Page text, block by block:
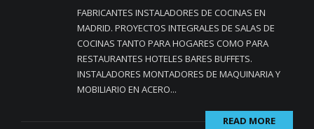
FABRICANTES INSTALADORES DE COCINAS EN
MADRID. PROYECTOS INTEGRALES DE SALAS DE
COCINAS TANTO PARA HOGARES COMO PARA
RESTAURANTES HOTELES BARES BUFFETS.
INSTALADORES MONTADORES DE MAQUINARIA Y
MOBILIARIO EN ACERO...
READ MORE